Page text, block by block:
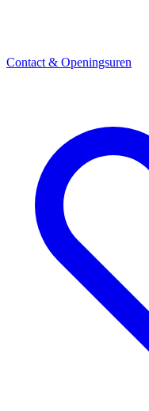
Contact & Openingsuren